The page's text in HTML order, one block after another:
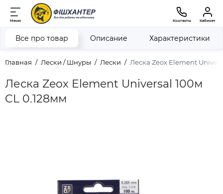
Меню Контакты Кабинет
Главная Лески / Шнуры Лески Леска Zeox Element
Леска Zeox Element Universal 100м
CL 0.128мм
Все про товар Описание Характеристики